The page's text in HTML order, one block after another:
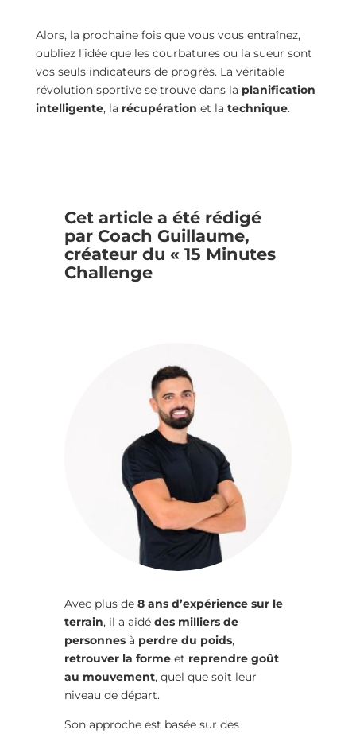
Alors, la prochaine fois que vous vous entraînez,
oubliez l’idée que les courbatures ou la sueur sont
vos seuls indicateurs de progrès. La véritable
révolution sportive se trouve dans la planification
intelligente, la récupération et la technique.
Cet article a été rédigé
par Coach Guillaume,
créateur du « 15 Minutes
Challenge
Avec plus de 8 ans d’expérience sur le
terrain, il a aidé des milliers de
personnesà perdre du poids,
retrouver la formeet reprendre goût
au mouvement, quel que soit leur
niveau de départ.
Son approche est basée sur des